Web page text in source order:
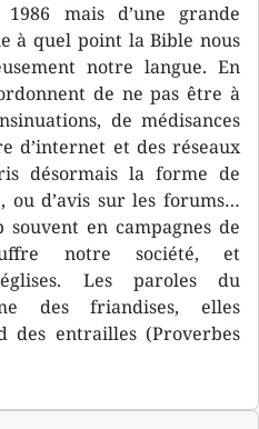
mais d’une grande
à quel point la Bible nous
notre langue. En
de ne pas être à
de médisances
d’internet et des réseaux
désormais la forme de
ou d’avis sur les forums…
en campagnes de
notre société, et
Les paroles du
des friandises, elles
des entrailles (Proverbes